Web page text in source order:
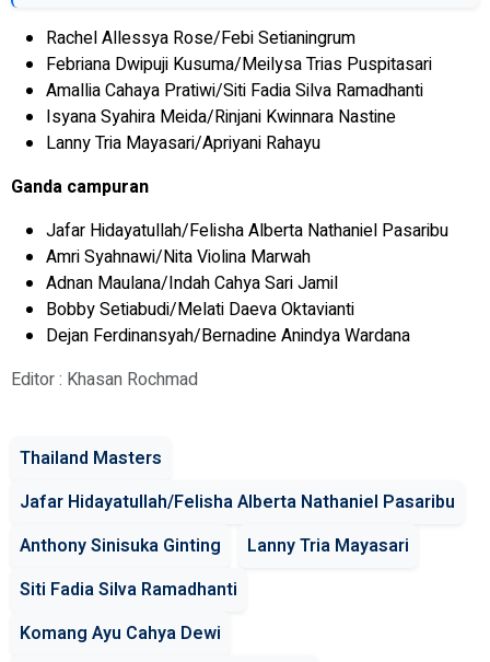
Rachel Allessya Rose/Febi Setianingrum
Febriana Dwipuji Kusuma/Meilysa Trias Puspitasari
Amallia Cahaya Pratiwi/Siti Fadia Silva Ramadhanti
Isyana Syahira Meida/Rinjani Kwinnara Nastine
Lanny Tria Mayasari/Apriyani Rahayu
Ganda campuran
Jafar Hidayatullah/Felisha Alberta Nathaniel Pasaribu
Amri Syahnawi/Nita Violina Marwah
Adnan Maulana/Indah Cahya Sari Jamil
Bobby Setiabudi/Melati Daeva Oktavianti
Dejan Ferdinansyah/Bernadine Anindya Wardana
Editor : Khasan Rochmad
Thailand Masters
Jafar Hidayatullah/Felisha Alberta Nathaniel Pasaribu
Anthony Sinisuka Ginting
Lanny Tria Mayasari
Siti Fadia Silva Ramadhanti
Komang Ayu Cahya Dewi